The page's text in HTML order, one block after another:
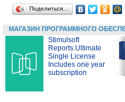
Поделиться…
МАГАЗИН ПРОГРАММНОГО
Stimulsoft
Reports.Ultimate
Single License
Includes one year
subscription